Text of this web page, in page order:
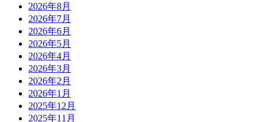
2026年8月
2026年7月
2026年6月
2026年5月
2026年4月
2026年3月
2026年2月
2026年1月
2025年12月
2025年11月